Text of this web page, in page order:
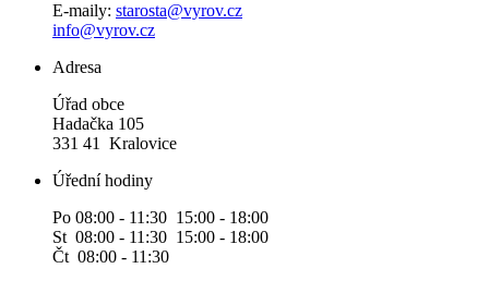
E-maily: starosta@vyrov.cz
info@vyrov.cz
Adresa
Úřad obce
Hadačka 105
331 41 Kralovice
Úřední hodiny
Po 08:00 - 11:30 15:00 - 18:00
St 08:00 - 11:30 15:00 - 18:00
Čt 08:00 - 11:30